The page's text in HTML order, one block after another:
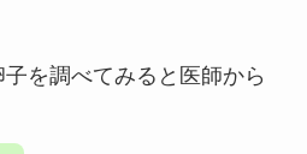
を調べてみると医師から